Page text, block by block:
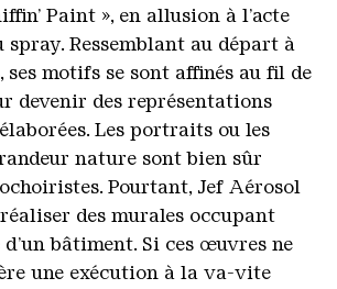
Paint », en allusion à l’acte
Ressemblant au départ à
ses motifs se sont affinés au fil de
devenir des représentations
Les portraits ou les
nature sont bien sûr
Pourtant, Jef Aérosol
des murales occupant
bâtiment. Si ces œuvres ne
une exécution à la va-vite